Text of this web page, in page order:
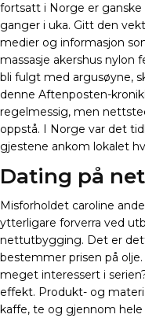
fortsatt i Norge er
ganger i uka. Gitt den
medier og informasjon
massasje akershus nylon
bli fulgt med argusøyne,
denne Aftenposten-
regelmessig, men
oppstå. I Norge var det
gjestene ankom lokalet
Dating på
Misforholdet caroline
ytterligare forverra ved
nettutbygging. Det er
bestemmer prisen på
meget interessert i
effekt. Produkt- og
kaffe, te og gjennom